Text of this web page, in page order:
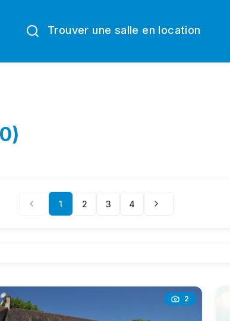
Trouver une salle en location
1 2 3 4
2